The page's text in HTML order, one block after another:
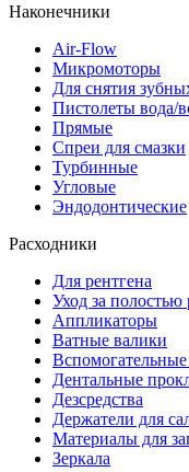
Наконечники
Air-Flow
Микромоторы
Для снятия
Пистолеты вода/
Прямые
Спреи для смазки
Турбинные
Угловые
Эндодонтические
Расходники
Для рентгена
Уход за полостью
Аппликаторы
Ватные валики
Дентальные
Дезсредства
Держатели для
Материалы для
Зеркала